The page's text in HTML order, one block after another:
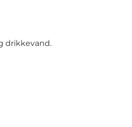
drikkevand.